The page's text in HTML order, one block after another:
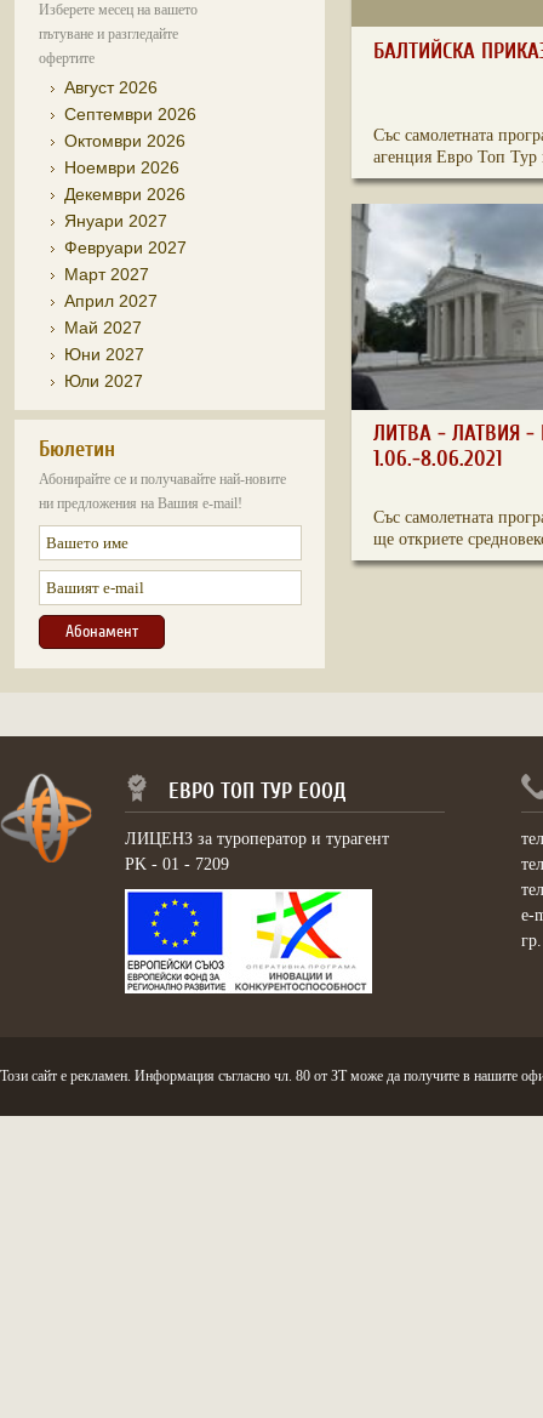
Изберете месец на вашето
пътуване и разгледайте
офертите
Август 2026
Септември 2026
Октомври 2026
Ноември 2026
Декември 2026
Януари 2027
Февруари 2027
Март 2027
Април 2027
Май 2027
Юни 2027
Юли 2027
Бюлетин
Абонирайте се и получавайте най-новите
ни предложения на Вашия e-mail!
БАЛТИЙСКА
Със самолетната
агенция Евро Топ
ЛИТВА - ЛАТВИЯ -
1.06.-8.06.2021
Със самолетната
ще откриете
ЕВРО ТОП ТУР ЕООД
ЛИЦЕНЗ за туроператор и турагент
PK - 01 - 7209
e-
Този сайт е рекламен. Информация съгласно чл. 80 от ЗТ може да получите в нашите